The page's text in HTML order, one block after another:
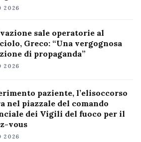
2026
sale operatorie al
Greco: “Una vergognosa
di propaganda”
2026
paziente, l’elisoccorso
nel piazzale del comando
dei Vigili del fuoco per il
vous
2026